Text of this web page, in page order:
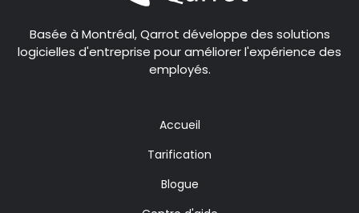
Basée à Montréal, Qarrot développe des solutions
logicielles d'entreprise pour améliorer l'expérience des
employés.
Accueil
Tarification
Blogue